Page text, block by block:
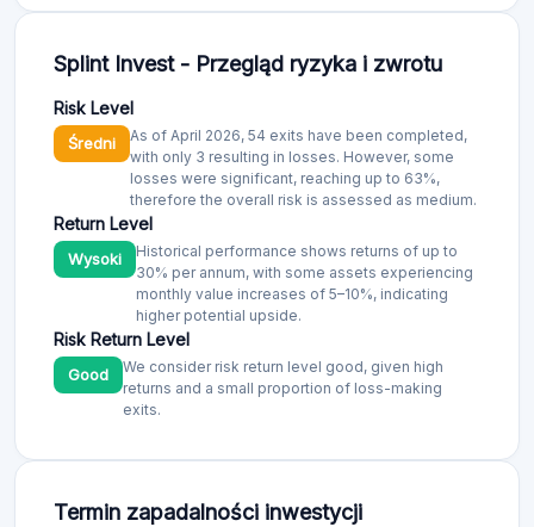
Splint Invest - Przegląd ryzyka i zwrotu
Risk Level
Średni
As of April 2026, 54 exits have been completed,
with only 3 resulting in losses. However, some
losses were significant, reaching up to 63%,
therefore the overall risk is assessed as medium.
Return Level
Wysoki
Historical performance shows returns of up to
30% per annum, with some assets experiencing
monthly value increases of 5–10%, indicating
higher potential upside.
Risk Return Level
Good
We consider risk return level good, given high
returns and a small proportion of loss-making
exits.
Termin zapadalności inwestycji